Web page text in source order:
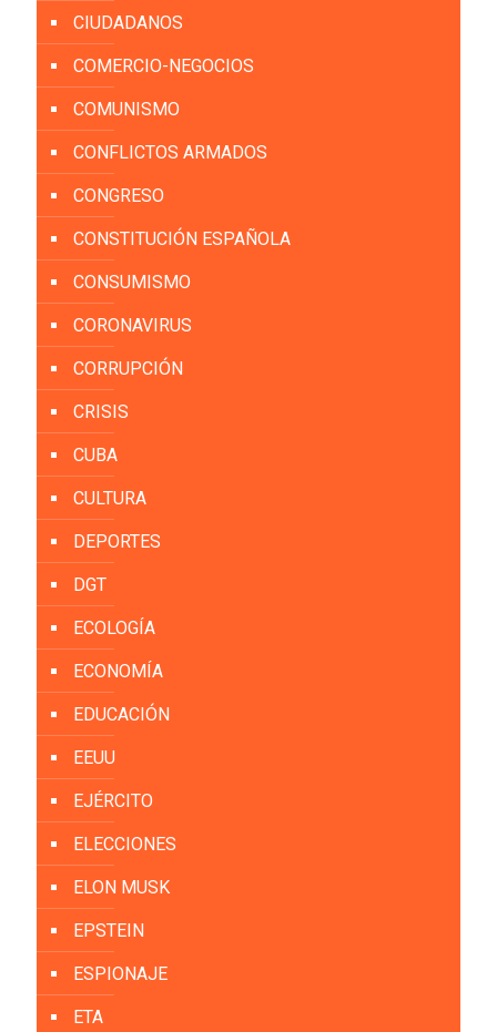
CIUDADANOS
COMERCIO-NEGOCIOS
COMUNISMO
CONFLICTOS ARMADOS
CONGRESO
CONSTITUCIÓN ESPAÑOLA
CONSUMISMO
CORONAVIRUS
CORRUPCIÓN
CRISIS
CUBA
CULTURA
DEPORTES
DGT
ECOLOGÍA
ECONOMÍA
EDUCACIÓN
EEUU
EJÉRCITO
ELECCIONES
ELON MUSK
EPSTEIN
ESPIONAJE
ETA